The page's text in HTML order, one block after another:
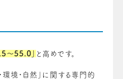
～55.0」 と高めです。
環境・自然」に関する専門的